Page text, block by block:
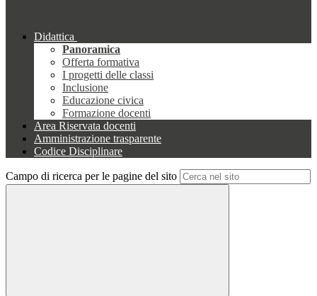
Didattica
Panoramica
Offerta formativa
I progetti delle classi
Inclusione
Educazione civica
Formazione docenti
Area Riservata docenti
Amministrazione trasparente
Codice Disciplinare
Campo di ricerca per le pagine del sito